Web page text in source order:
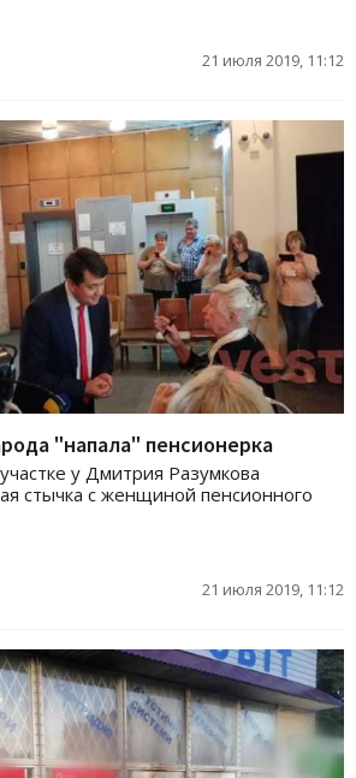
21 июля 2019, 11:12
"напала" пенсионерка
у Дмитрия Разумкова
стычка с женщиной пенсионного
21 июля 2019, 11:12